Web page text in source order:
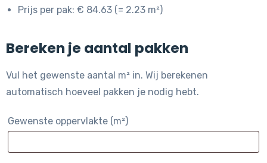
Prijs per pak: € 84.63 (= 2.23 m²)
Bereken je aantal pakken
Vul het gewenste aantal m² in. Wij berekenen
automatisch hoeveel pakken je nodig hebt.
Gewenste oppervlakte (m²)